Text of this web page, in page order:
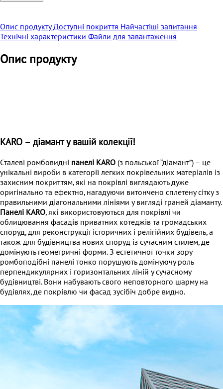
Опис продуктуДоступні покриття Найчастіші запитання
Технічні характеристики Файли для завантаження
Опис продукту
KARO – діамант у вашій колекції!
Сталеві ромбовидні панелі KARO (з польської “діамант”) – це
унікальні вироби в категорії легких покрівельних матеріалів із
захисним покриттям, які на покрівлі виглядають дуже
оригінально та ефектно, нагадуючи витончено сплетену сітку з
правильними діагональними лініями у вигляді граней діаманту.
Панелі KARO, які використовуються для покрівлі чи
облицювання фасадів приватних котеджів та громадських
споруд, для реконструкції історичних і релігійних будівель, а
також для будівництва нових споруд із сучасним стилем, де
домінують геометричні форми. З естетичної точки зору
ромбоподібні панелі тонко порушують домінуючу роль
перпендикулярних і горизонтальних ліній у сучасному
будівництві. Вони набувають свого неповторного шарму на
будівлях, де покрівлю чи фасад зусібіч добре видно.